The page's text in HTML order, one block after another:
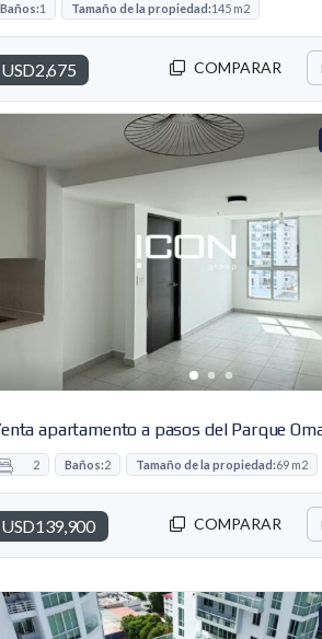
USD2,675
Baños:1 Tamaño de la propiedad:145 m2
COMPARAR
apartamento a pasos del Parque
USD139,900
2 Baños:2 Tamaño de la propiedad:69 m2
COMPARAR